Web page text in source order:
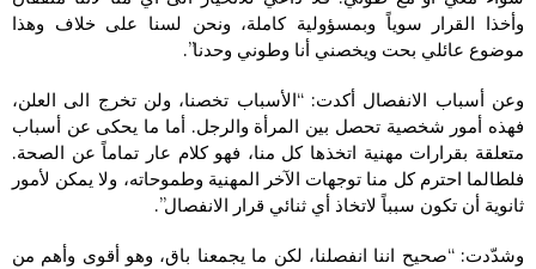
وأخذا القرار سوياً وبمسؤولية كاملة، ونحن لسنا على خلاف وهذا
موضوع عائلي بحت ويخصني أنا وطوني وحدنا”.
وعن أسباب الانفصال أكدت: “الأسباب تخصنا، ولن تخرج الى العلن،
فهذه أمور شخصية تحصل بين المرأة والرجل. أما ما يحكى عن أسباب
متعلقة بقرارات مهنية اتخذها كل منا، فهو كلام عار تماماً عن الصحة.
فلطالما احترم كل منا توجهات الآخر المهنية وطموحاته، ولا يمكن لأمور
ثانوية أن تكون سبباً لاتخاذ أي ثنائي قرار الانفصال”.
وشدّدت: “صحيح اننا انفصلنا، لكن ما يجمعنا باق، وهو أقوى وأهم من